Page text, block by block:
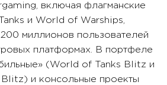
включая флагманские
и World of Warships,
миллионов пользователей
платформах. В портфеле
(World of Tanks Blitz и
и консольные проекты